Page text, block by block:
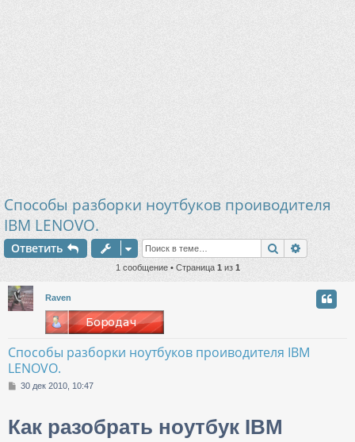
Способы разборки ноутбуков проиводителя
IBM LENOVO.
Ответить Поиск
1 сообщение • Страница 1 из 1
Raven
Способы разборки ноутбуков проиводителя IBM
LENOVO.
С
б
щ
30 дек 2010, 10:47
Как разобрать ноутбук IBM